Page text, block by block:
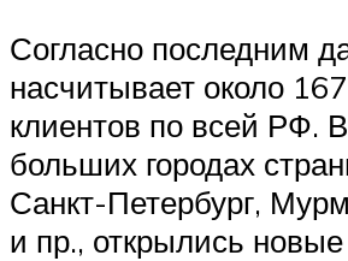
Согласно последним
насчитывает около
клиентов по всей РФ.
больших городах
Санкт-Петербург,
и пр., открылись